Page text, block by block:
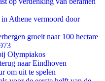
Athene vermoord door
groeit naar 100 hectare
Olympiakos
naar Eindhoven
om uit te spelen